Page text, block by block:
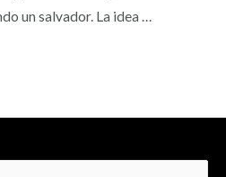
un salvador. La idea …